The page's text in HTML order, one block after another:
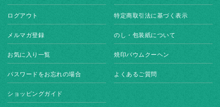
ログアウト
メルマガ登録
お気に入り一覧
パスワードをお忘れの場合
ショッピングガイド
特定商取引法に基づく表示
のし・包装紙について
焼印バウムクーヘン
よくあるご質問